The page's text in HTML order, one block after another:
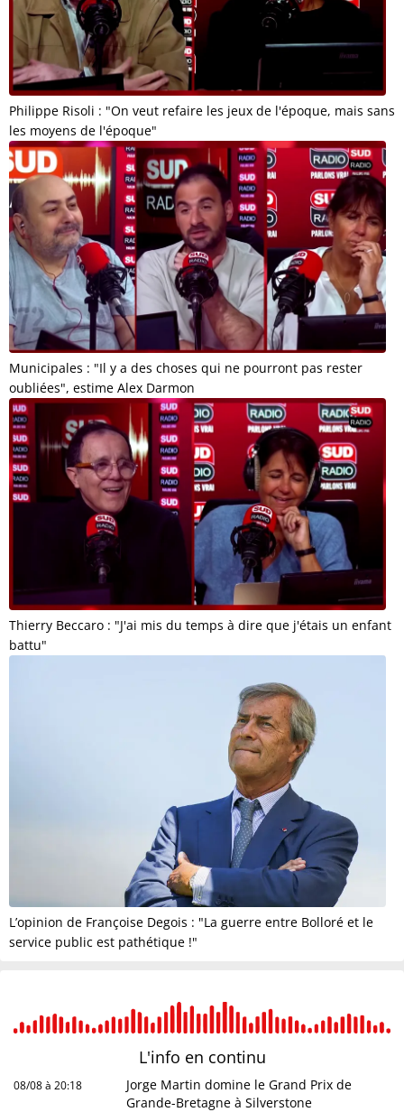
Philippe Risoli : "On veut refaire les jeux de l'époque, mais sans
les moyens de l'époque"
Municipales : "Il y a des choses qui ne pourront pas rester
oubliées", estime Alex Darmon
Thierry Beccaro : "J'ai mis du temps à dire que j'étais un enfant
battu"
L’opinion de Françoise Degois : "La guerre entre Bolloré et le
service public est pathétique !"
L'info en continu
08/08 à 20:18
Jorge Martin domine le Grand Prix de
Grande-Bretagne à Silverstone